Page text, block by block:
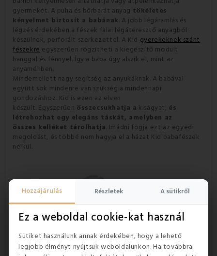
Hozzájárulás Részletek A sütikről
Ez a weboldal cookie-kat használ
Sütiket használunk annak érdekében, hogy a lehető
legjobb élményt nyújtsuk weboldalunkon. Ha továbbra
gyermekét. A puha és bőrbarát anyag tökéletes
kényelmet biztosít a babának. A jobb légáramlás és
légzés érdekében a fészek falai légáteresztő anyagból
készülnek, perforált szerkezettel. A Kid gyerekeknek szánt
fészekre egyszerűen rögzítheti a kiegészítő modult
hanggal és fénnyel. Így a baba úgy alszik el, mint az
anyaméhben.
Mindemellett nagy segítség az anyukáknak. A babával
együtt sok mindenre van szükség a mindennapi
gondozáshoz. Kid is ezen az elven
készült. Egyszerűen összecsukhatja a kiságyat, és
létrehozhat egy elegáns táskát, amelyben az
összes kelléket tárolhatja. Imádni fogja ezt az egyedi
megoldást, és többé nem hagyja el a házat Kid babafészek
nélkül.